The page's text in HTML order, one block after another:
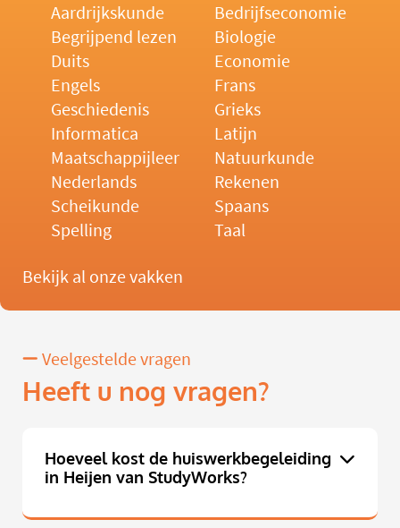
Aardrijkskunde
Bedrijfseconomie
Begrijpend lezen
Biologie
Duits
Economie
Engels
Frans
Geschiedenis
Grieks
Informatica
Latijn
Maatschappijleer
Natuurkunde
Nederlands
Rekenen
Scheikunde
Spaans
Spelling
Taal
Bekijk al onze vakken
Veelgestelde vragen
Heeft u nog vragen?
Hoeveel kost de huiswerkbegeleiding
in Heijen van StudyWorks?